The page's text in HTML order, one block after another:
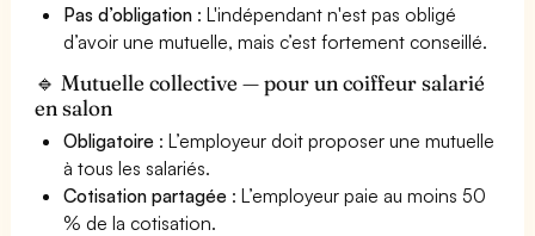
Pas d’obligation : L'indépendant n'est pas obligé
d’avoir une mutuelle, mais c’est fortement conseillé.
🔹 Mutuelle collective — pour un coiffeur salarié
en salon
Obligatoire : L’employeur doit proposer une mutuelle
à tous les salariés.
Cotisation partagée : L’employeur paie au moins 50
% de la cotisation.